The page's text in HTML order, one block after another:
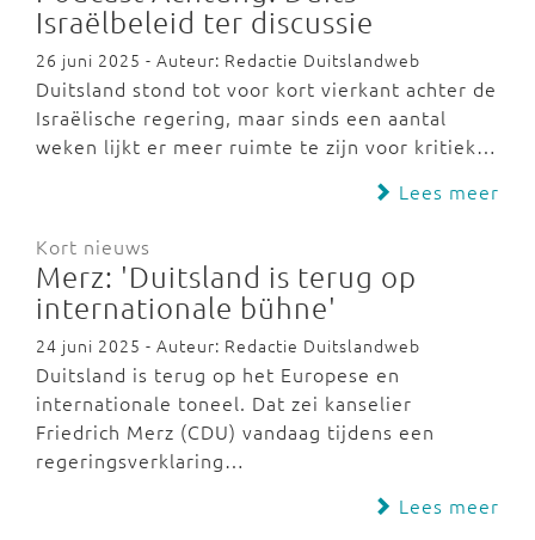
Israëlbeleid ter discussie
26 juni 2025 - Auteur: Redactie Duitslandweb
Duitsland stond tot voor kort vierkant achter de
Israëlische regering, maar sinds een aantal
weken lijkt er meer ruimte te zijn voor kritiek…
Lees meer
Kort nieuws
Merz: 'Duitsland is terug op
internationale bühne'
24 juni 2025 - Auteur: Redactie Duitslandweb
Duitsland is terug op het Europese en
internationale toneel. Dat zei kanselier
Friedrich Merz (CDU) vandaag tijdens een
regeringsverklaring…
Lees meer